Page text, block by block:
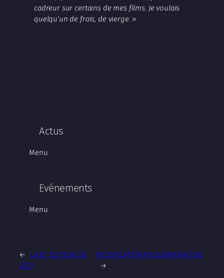
cadreur sur certains de mes films. Je voulais
quelqu’un de frais, de vierge. »
Actus
Menu
Evénements
Menu
←
LA 8° EDITION DE
2013
MODIFICATION PROGRAMMATION
→